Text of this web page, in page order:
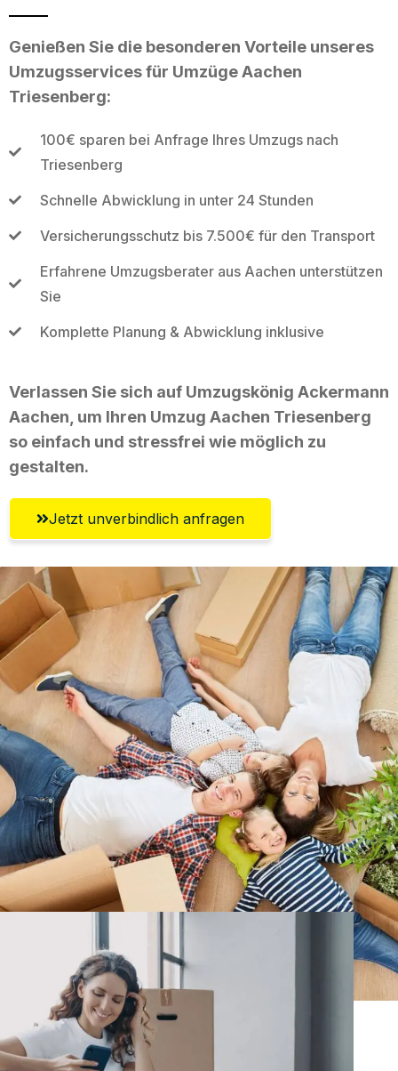
Genießen Sie die besonderen Vorteile unseres
Umzugsservices für Umzüge Aachen
Triesenberg:
100€ sparen bei Anfrage Ihres Umzugs nach
Triesenberg
Schnelle Abwicklung in unter 24 Stunden
Versicherungsschutz bis 7.500€ für den Transport
Erfahrene Umzugsberater aus Aachen unterstützen
Sie
Komplette Planung & Abwicklung inklusive
Verlassen Sie sich auf Umzugskönig Ackermann
Aachen, um Ihren Umzug Aachen Triesenberg
so einfach und stressfrei wie möglich zu
gestalten.
Jetzt unverbindlich anfragen